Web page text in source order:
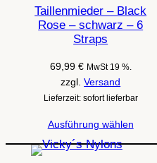
Taillenmieder – Black
Rose – schwarz – 6
Straps
69,99 € MwSt 19 %.
zzgl.Versand
Lieferzeit: sofort lieferbar
Ausführung wählen